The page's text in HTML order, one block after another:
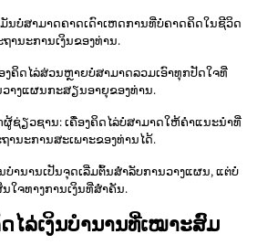
ນບໍ່ສາມາດຄາດເດົາເຫດການທີ່ບໍ່ຄາດຄິດໃນຊີວິດ
ານະການເງິນຂອງທ່ານ.
ງຄິດໄລ່ສ່ວນຫຼາຍບໍ່ສາມາດລວມເອົາທຸກປັດໃຈທີ່
າງແຜນກະສຽນອາຍຸຂອງທ່ານ.
ຊ່ຽວຊານ: ເຄື່ອງຄິດໄລ່ບໍ່ສາມາດໃຫ້ຄຳແນະນຳທີ່
ານະການສະເພາະຂອງທ່ານໄດ້.
ບຳນານເປັນຈຸດເລີ່ມຕົ້ນສຳລັບການວາງແຜນ, ແຕ່ບໍ່
ໃຈທາງການເງິນທີ່ສຳຄັນ.
ໄລ່ເງິນບຳນານທີ່ເໝາະສົມ